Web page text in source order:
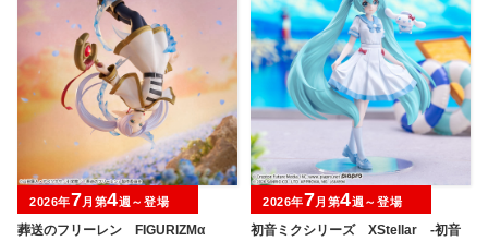
葬送のフリーレン FIGURIZMα
2026年7月第4週～登場
初音ミクシリーズ XStellar ‐初音
2026年7月第4週～登場